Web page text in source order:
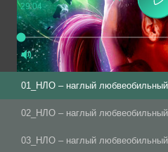
29:04
01_НЛО – наглый любвеобильный
02_НЛО – наглый любвеобильный
03_НЛО – наглый любвеобильный